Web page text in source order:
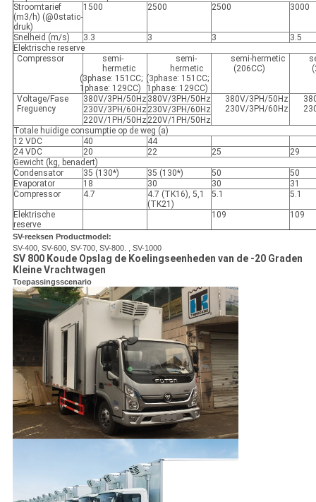
Stroomtarief
(m3/h) (@0static-
druk)
1500 2500 2500 3000
Snelheid (m/s) 3.3 3 3
3.5
Elektrische reserve
Compressor
semi-
hermetic
(3phase: 151CC;
1phase: 129CC)
semi-
hermetic
(3phase: 151CC;
1phase: 129CC)
semi-hermetic
(206CC)
Voltage/Fase
Freguency
380V/3PH/50Hz380V/3PH/50Hz
380V/3PH/50Hz
230V/3PH/60Hz
230V/3PH/60Hz230V/3PH/60Hz
220V/1PH/50Hz220V/1PH/50Hz
Totale huidige consumptie op de weg (a)
12 VDC
40
44
24 VDC
20 22 25
29
Gewicht (kg, benadert)
Condensator
35 (130*) 35 (130*) 50
50
Evaporator
18 30 30
31
Compressor
4.7
4.7 (TK16), 5,1
(TK21)
5.1 5.1
Elektrische
reserve
109 109
SV-reeksen Productmodel:
SV-400, SV-600, SV-700, SV-800. , SV-1000
SV 800 Koude Opslag de Koelingseenheden van de -20 Graden
Kleine Vrachtwagen
Toepassingsscenario